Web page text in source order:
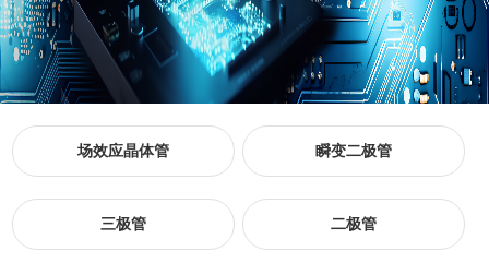
场效应晶体管 瞬变二极管
三极管 二极管